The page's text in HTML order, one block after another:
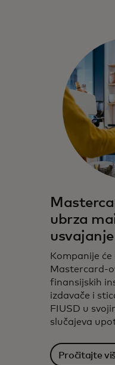
ubrza
Kompanije
Mastercard-
finansijskih
izdavače i
FIUSD u
slučajeva
Pročitajte